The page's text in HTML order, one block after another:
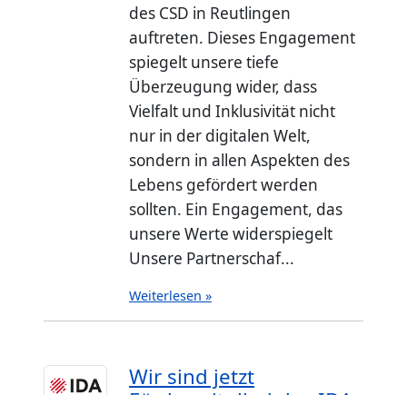
des CSD in Reutlingen
auftreten. Dieses Engagement
spiegelt unsere tiefe
Überzeugung wider, dass
Vielfalt und Inklusivität nicht
nur in der digitalen Welt,
sondern in allen Aspekten des
Lebens gefördert werden
sollten. Ein Engagement, das
unsere Werte widerspiegelt
Unsere Partnerschaf...
Weiterlesen »
Wir sind jetzt